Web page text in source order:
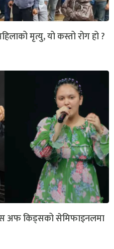
मृत्यु, यो कस्तो रोग हो ?
अफ किड्सको सेमिफाइनलमा